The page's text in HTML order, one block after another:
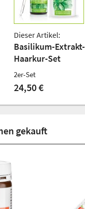
Dieser Artikel:
Basilikum-Extrakt-
Haarkur-Set
2er-Set
24,50 €
gekauft